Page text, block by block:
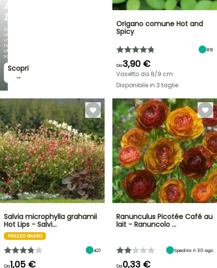
AGAPANTHUS
ZAMBEZI
Fogliami
che
incantano,
fioriture
che
sorprendono!
Scopri
→
Origano comune Hot and
Spicy
88
Da3,90 €
Vasetto da 8/9 cm
Disponibile in 3 taglie
Salvia microphylla grahamii
Hot Lips - Salvi…
PREZZO BASSO
421
Da1,05 €
Ranunculus Picotée Café au
lait - Ranuncolo …
Spedito il 30 ago
Da0,33 €